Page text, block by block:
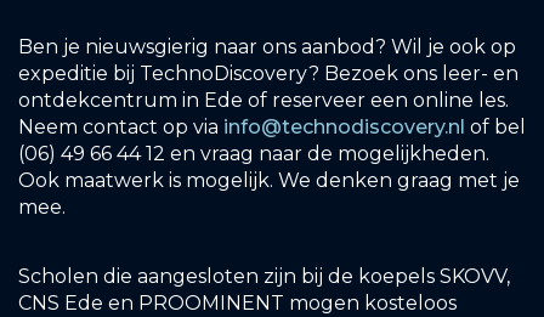
Ben je nieuwsgierig naar ons aanbod? Wil je ook op
expeditie bij TechnoDiscovery? Bezoek ons leer- en
ontdekcentrum in Ede of reserveer een online les.
Neem contact op via info@technodiscovery.nl of bel
(06) 49 66 44 12 en vraag naar de mogelijkheden.
Ook maatwerk is mogelijk. We denken graag met je
mee.
Scholen die aangesloten zijn bij de koepels SKOVV,
CNS Ede en PROOMINENT mogen kosteloos